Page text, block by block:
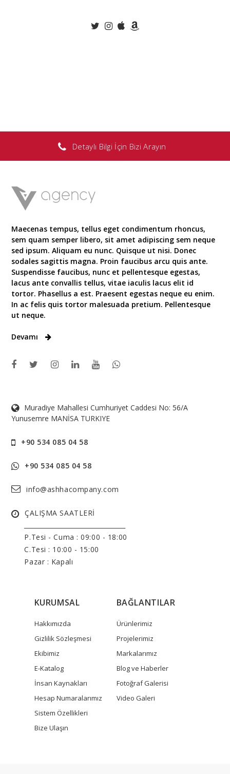
Detaylı Bilgi İçin Bizi Arayın
Maecenas tempus, tellus eget condimentum rhoncus,
sem quam semper libero, sit amet adipiscing sem neque
sed ipsum. Aliquam eu nunc. Quisque ut nisi. Donec
sodales sagittis magna. Proin faucibus arcu quis ante.
Suspendisse faucibus, nunc et pellentesque egestas,
lacus ante convallis tellus, vitae iaculis lacus elit id
tortor. Phasellus a est. Praesent egestas neque eu enim.
In ac felis quis tortor malesuada pretium. Pellentesque
ut neque.
Devamı
Muradiye Mahallesi Cumhuriyet Caddesi No: 56/A
Yunusemre MANİSA TURKIYE
+90 534 085 04 58
+90 534 085 04 58
info@ashhacompany.com
ÇALIŞMA SAATLERİ
P.Tesi - Cuma : 09:00 - 18:00
C.Tesi : 10:00 - 15:00
Pazar : Kapalı
KURUMSAL
Hakkımızda
Gizlilik Sözleşmesi
Ekibimiz
E-Katalog
İnsan Kaynakları
Hesap Numaralarımız
Sistem Özellikleri
Bize Ulaşın
BAĞLANTILAR
Ürünlerimiz
Projelerimiz
Markalarımız
Blog ve Haberler
Fotoğraf Galerisi
Video Galeri